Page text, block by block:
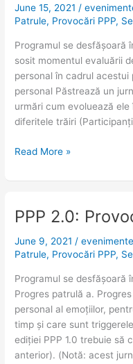
June 15, 2021/
Patrule, Provocări PPP,
Programul se desfășoară
sosit momentul evaluării
personal în cadrul
personal Păstrează un
urmări cum evoluează
diferitele trăiri
Provocarea
9
–
Seniori
Read More »
PPP 2.0:
June 9, 2021/
Patrule, Provocări PPP,
Programul se desfășoară
Progres patrulă a.
personal al emoțiilor,
timp și care sunt
ediției PPP 1.0 trebuie să
anterior). (Notă: acest
PPP
Provocarea
8
–
Seniori